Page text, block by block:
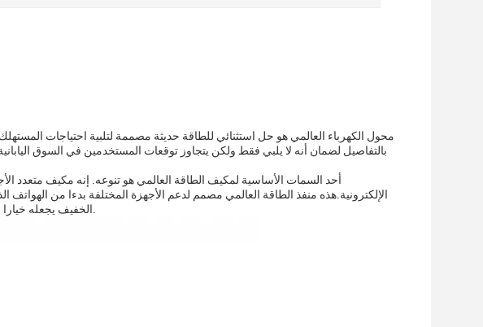
محول الكهرباء العالمي هو حل استثنائي للطاقة حديثة مصممة لتلبية احتياجات
أحد السمات الأساسية لمكيف الطاقة العالمي هو تنوعه. إنه مكيف متعدد
الإلكترونية.هذه منفذ الطاقة العالمي مصمم لدعم الأجهزة المختلفة بدءا من الهواتف